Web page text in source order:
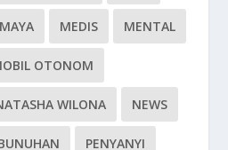
MEDIS MENTAL
OTONOM
WILONA NEWS
PENYANYI